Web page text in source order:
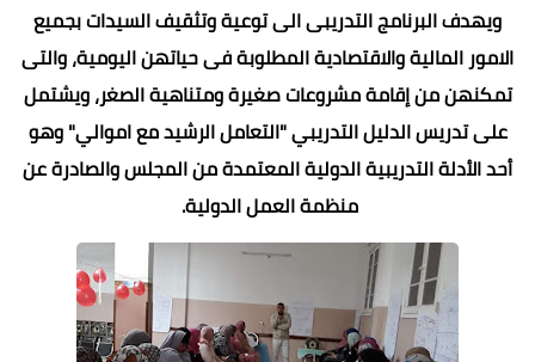
ويهدف البرنامج التدريبى الى توعية وتثقيف السيدات بجميع
الامور المالية والاقتصادية المطلوبة فى حياتهن اليومية، والتى
تمكنهن من إقامة مشروعات صغيرة ومتناهية الصغر، ويشتمل
على تدريس الدليل التدريبي "التعامل الرشيد مع اموالي" وهو
أحد الأدلة التدريبية الدولية المعتمدة من المجلس والصادرة عن
منظمة العمل الدولية.